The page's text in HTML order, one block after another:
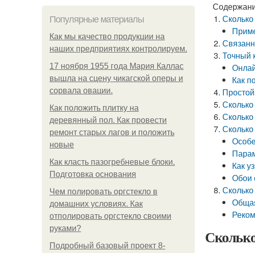
Популярные материалы
Как мы качество продукции на
наших предприятиях контролируем.
17 ноября 1955 года Мария Каллас
вышла на сцену чикагской оперы и
сорвала овации.
Как положить плитку на
деревянный пол. Как провести
ремонт старых лагов и положить
новые
Как класть пазогребневые блоки.
Подготовка основания
Чем полировать оргстекло в
домашних условиях. Как
отполировать оргстекло своими
руками?
Подробный базовый проект 8-
Точный
Как
Как
Обои